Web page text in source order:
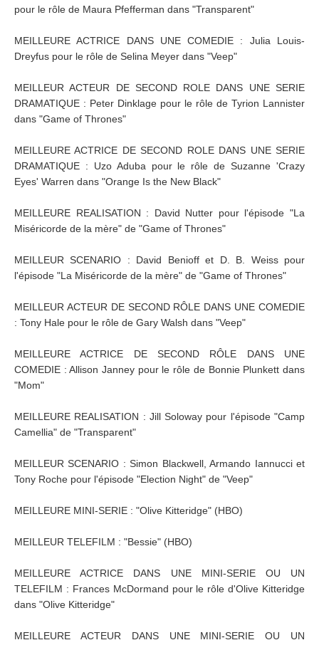
pour le rôle de Maura Pfefferman dans "Transparent"
MEILLEURE ACTRICE DANS UNE COMEDIE : Julia Louis-
Dreyfus pour le rôle de Selina Meyer dans "Veep"
MEILLEUR ACTEUR DE SECOND ROLE DANS UNE SERIE
DRAMATIQUE : Peter Dinklage pour le rôle de Tyrion Lannister
dans "Game of Thrones"
MEILLEURE ACTRICE DE SECOND ROLE DANS UNE SERIE
DRAMATIQUE : Uzo Aduba pour le rôle de Suzanne 'Crazy
Eyes' Warren dans "Orange Is the New Black"
MEILLEURE REALISATION : David Nutter pour l'épisode "La
Miséricorde de la mère" de "Game of Thrones"
MEILLEUR SCENARIO : David Benioff et D. B. Weiss pour
l'épisode "La Miséricorde de la mère" de "Game of Thrones"
MEILLEUR ACTEUR DE SECOND RÔLE DANS UNE COMEDIE
: Tony Hale pour le rôle de Gary Walsh dans "Veep"
MEILLEURE ACTRICE DE SECOND RÔLE DANS UNE
COMEDIE : Allison Janney pour le rôle de Bonnie Plunkett dans
"Mom"
MEILLEURE REALISATION : Jill Soloway pour l'épisode "Camp
Camellia" de "Transparent"
MEILLEUR SCENARIO : Simon Blackwell, Armando Iannucci et
Tony Roche pour l'épisode "Election Night" de "Veep"
MEILLEURE MINI-SERIE : "Olive Kitteridge" (HBO)
MEILLEUR TELEFILM : "Bessie" (HBO)
MEILLEURE ACTRICE DANS UNE MINI-SERIE OU UN
TELEFILM : Frances McDormand pour le rôle d'Olive Kitteridge
dans "Olive Kitteridge"
MEILLEURE ACTEUR DANS UNE MINI-SERIE OU UN